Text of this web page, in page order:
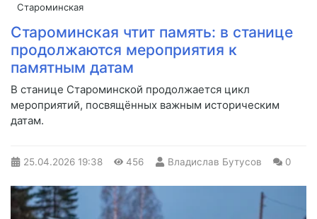
Староминская
Староминская чтит память: в станице
продолжаются мероприятия к
памятным датам
В станице Староминской продолжается цикл
мероприятий, посвящённых важным историческим
датам.
25.04.2026 19:38 456 Владислав Бутусов 0